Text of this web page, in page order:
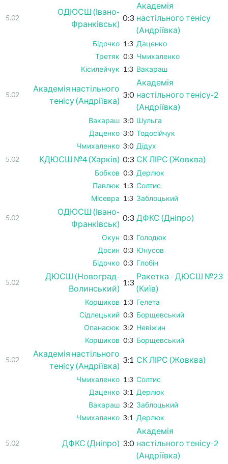
5.02
ОДЮСШ (Івано-
Франківськ)
0:3
Академія
настільного тенісу
(Андріївка)
Бідочко 1:3 Даценко
Третяк 0:3 Чмихаленко
Кісилейчук 1:3 Вакараш
5.02
Академія настільного
тенісу (Андріївка)
3:0
Академія
настільного тенісу-2
(Андріївка)
Вакараш 3:0 Шульга
Даценко 3:0 Тодосійчук
Чмихаленко 3:0 Дідух
5.02
КДЮСШ №4 (Харків) 0:3 СК ЛІРС (Жовква)
Бобков 0:3 Дерлюк
Павлюк 1:3 Солтис
Місевра 1:3 Заблоцький
5.02
ОДЮСШ (Івано-
Франківськ)
0:3 ДФКС (Дніпро)
Окун 0:3 Голодюк
Досин 0:3 Юнусов
Бідочко 0:3 Глобін
5.02
ДЮСШ (Новоград-
Волинський)
1:3
Ракетка - ДЮСШ №23
(Київ)
Коршиков 1:3 Гелета
Сідлецький 0:3 Борщевський
Опанасюк 3:2 Невіжин
Коршиков 0:3 Борщевський
5.02
Академія настільного
тенісу (Андріївка)
3:1 СК ЛІРС (Жовква)
Чмихаленко 1:3 Солтис
Даценко 3:1 Дерлюк
Вакараш 3:2 Заблоцький
Чмихаленко 3:1 Дерлюк
5.02 ДФКС (Дніпро) 3:0
Академія
настільного тенісу-2
(Андріївка)